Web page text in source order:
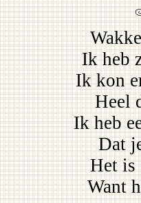
Ik heb
Ik kon
Heel
Ik heb
Dat
Het is
Want